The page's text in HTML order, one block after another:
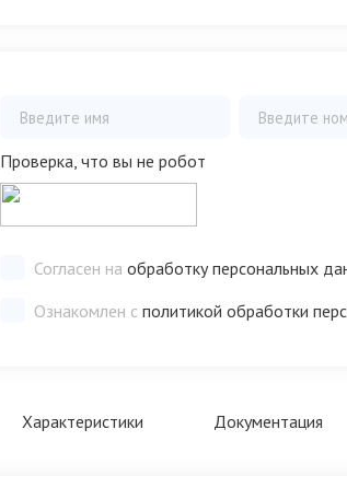
Проверка, что вы не робот
Согласен наобработку персональных
Ознакомлен сполитикой обработки
Характеристики Документация